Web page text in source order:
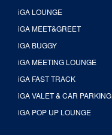
iGA LOUNGE
iGA MEET&GREET
iGA BUGGY
iGA MEETING LOUNGE
iGA FAST TRACK
iGA VALET & CAR PARKING
iGA POP UP LOUNGE